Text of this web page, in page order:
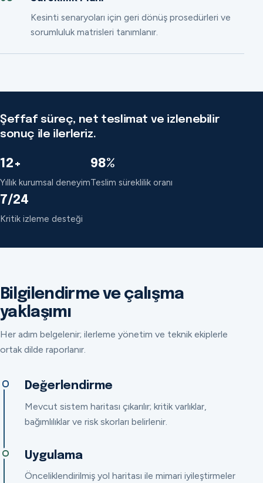
Kesinti senaryoları için geri dönüş prosedürleri ve
sorumluluk matrisleri tanımlanır.
Şeffaf süreç, net teslimat ve izlenebilir
sonuç ile ilerleriz.
12+
Yıllık kurumsal deneyim
98%
Teslim süreklilik oranı
7/24
Kritik izleme desteği
Bilgilendirme ve çalışma
yaklaşımı
Her adım belgelenir; ilerleme yönetim ve teknik ekiplerle
ortak dilde raporlanır.
Değerlendirme
Mevcut sistem haritası çıkarılır; kritik varlıklar,
bağımlılıklar ve risk skorları belirlenir.
Uygulama
Önceliklendirilmiş yol haritası ile mimari iyileştirmeler